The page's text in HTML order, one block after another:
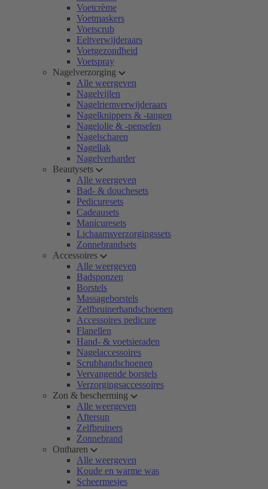
Voetcrème
Voetmaskers
Voetscrub
Eeltverwijderaars
Voetgezondheid
Voetspray
Nagelverzorging
Alle weergeven
Nagelvijlen
Nagelriemverwijderaars
Nagelknippers & -tangen
Nagelolie & -penselen
Nagelscharen
Nagellak
Nagelverharder
Beautysets
Alle weergeven
Bad- & douchesets
Pedicuresets
Cadeausets
Manicuresets
Lichaamsverzorgingssets
Zonnebrandsets
Accessoires
Alle weergeven
Badsponzen
Borstels
Massageborstels
Zelfbruinerhandschoenen
Accessoires pedicure
Flanellen
Hand- & voetsieraden
Nagelaccessoires
Scrubhandschoenen
Vervangende borstels
Verzorgingsaccessoires
Zon & bescherming
Alle weergeven
Aftersun
Zelfbruiners
Zonnebrand
Ontharen
Alle weergeven
Koude en warme was
Scheermesjes